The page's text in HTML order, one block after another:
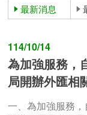
最新消息
114/10/14
為加強服務，
局開辦外匯相
一、為加強服務